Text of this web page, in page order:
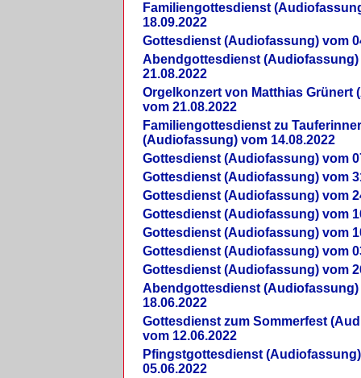
Familiengottesdienst
18.09.2022
Gottesdienst (Audiofassung) vom
Abendgottesdienst (Audiofassung)
21.08.2022
Orgelkonzert von Matthias Grünert
vom 21.08.2022
Familiengottesdienst zu
(Audiofassung) vom 14.08.2022
Gottesdienst (Audiofassung) vom
Gottesdienst (Audiofassung) vom
Gottesdienst (Audiofassung) vom
Gottesdienst (Audiofassung) vom
Gottesdienst (Audiofassung) vom
Gottesdienst (Audiofassung) vom
Gottesdienst (Audiofassung) vom
Abendgottesdienst (Audiofassung)
18.06.2022
Gottesdienst zum Sommerfest
vom 12.06.2022
Pfingstgottesdienst
05.06.2022